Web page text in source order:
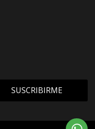
SUSCRIBIRME